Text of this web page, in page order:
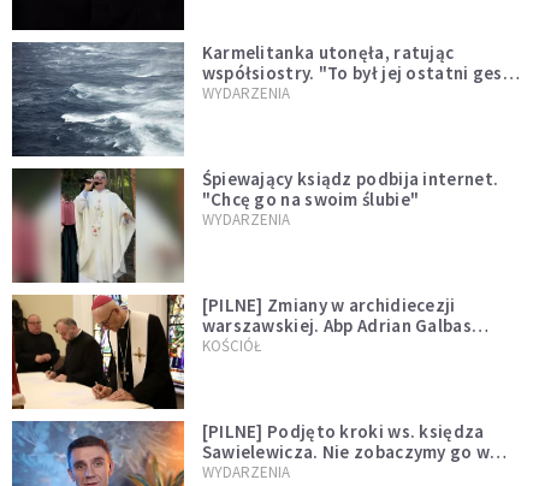
Karmelitanka utonęła, ratując
współsiostry. "To był jej ostatni gest
miłości"
WYDARZENIA
Śpiewający ksiądz podbija internet.
"Chcę go na swoim ślubie"
WYDARZENIA
[PILNE] Zmiany w archidiecezji
warszawskiej. Abp Adrian Galbas
wręczył dekrety nowym proboszczom
KOŚCIÓŁ
[PILNE] Podjęto kroki ws. księdza
Sawielewicza. Nie zobaczymy go w
mediach
WYDARZENIA